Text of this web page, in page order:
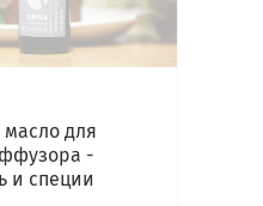
для
-
и специи